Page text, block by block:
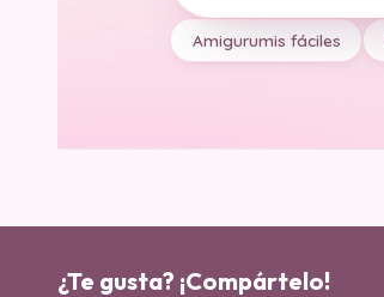
Amigurumis fáciles
¿Te gusta? ¡Compártelo!